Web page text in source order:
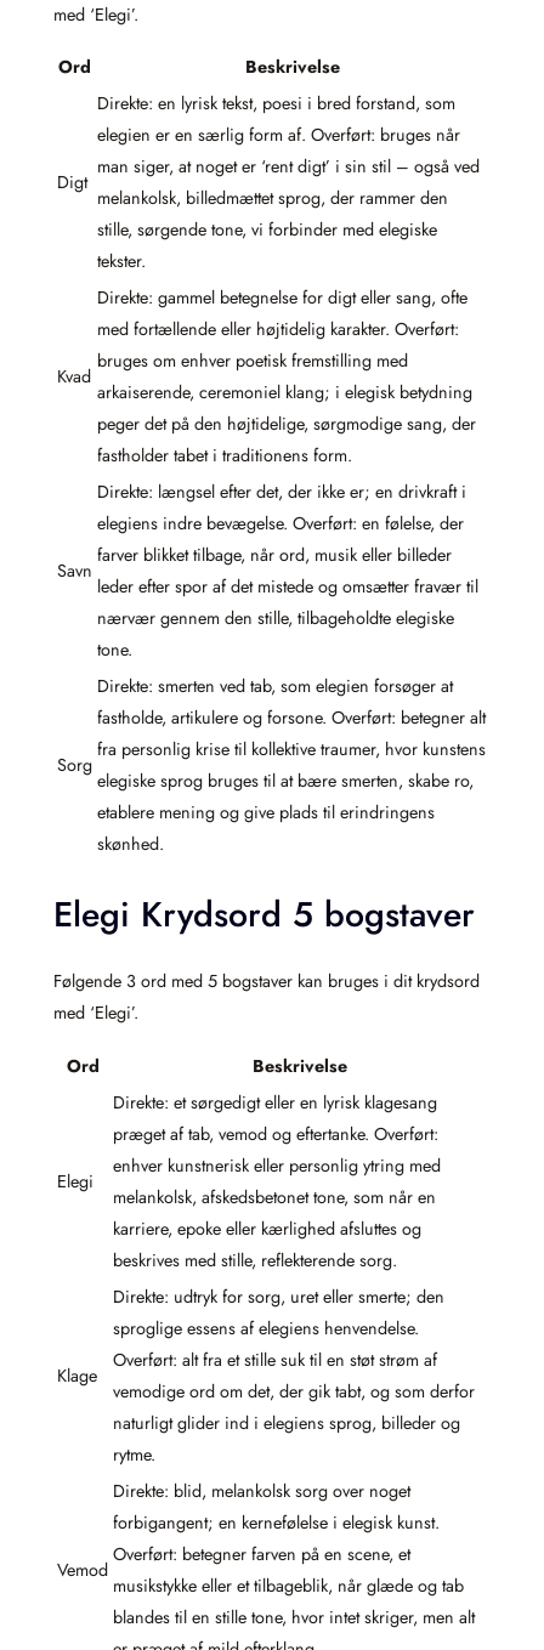
med ‘Elegi’.
Ord Beskrivelse
Digt
Direkte: en lyrisk tekst, poesi i bred forstand, som
elegien er en særlig form af. Overført: bruges når
man siger, at noget er ‘rent digt’ i sin stil – også ved
melankolsk, billedmættet sprog, der rammer den
stille, sørgende tone, vi forbinder med elegiske
tekster.
Kvad
Direkte: gammel betegnelse for digt eller sang, ofte
med fortællende eller højtidelig karakter. Overført:
bruges om enhver poetisk fremstilling med
arkaiserende, ceremoniel klang; i elegisk betydning
peger det på den højtidelige, sørgmodige sang, der
fastholder tabet i traditionens form.
Savn
Direkte: længsel efter det, der ikke er; en drivkraft i
elegiens indre bevægelse. Overført: en følelse, der
farver blikket tilbage, når ord, musik eller billeder
leder efter spor af det mistede og omsætter fravær til
nærvær gennem den stille, tilbageholdte elegiske
tone.
Sorg
Direkte: smerten ved tab, som elegien forsøger at
fastholde, artikulere og forsone. Overført: betegner alt
fra personlig krise til kollektive traumer, hvor kunstens
elegiske sprog bruges til at bære smerten, skabe ro,
etablere mening og give plads til erindringens
skønhed.
Elegi Krydsord 5 bogstaver
Følgende 3 ord med 5 bogstaver kan bruges i dit krydsord
med ‘Elegi’.
Ord Beskrivelse
Elegi
Direkte: et sørgedigt eller en lyrisk klagesang
præget af tab, vemod og eftertanke. Overført:
enhver kunstnerisk eller personlig ytring med
melankolsk, afskedsbetonet tone, som når en
karriere, epoke eller kærlighed afsluttes og
beskrives med stille, reflekterende sorg.
Klage
Direkte: udtryk for sorg, uret eller smerte; den
sproglige essens af elegiens henvendelse.
Overført: alt fra et stille suk til en støt strøm af
vemodige ord om det, der gik tabt, og som derfor
naturligt glider ind i elegiens sprog, billeder og
rytme.
Vemod
Direkte: blid, melankolsk sorg over noget
forbigangent; en kernefølelse i elegisk kunst.
Overført: betegner farven på en scene, et
musikstykke eller et tilbageblik, når glæde og tab
blandes til en stille tone, hvor intet skriger, men alt